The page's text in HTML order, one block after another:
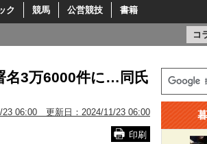
ク 競馬 公営競技 書籍
コ
名3万6000件に…同氏
23 06:00 更新日： 2024/11/23 06:00
印刷